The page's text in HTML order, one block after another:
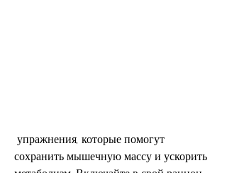
сохранить мышечную массу и ускорить